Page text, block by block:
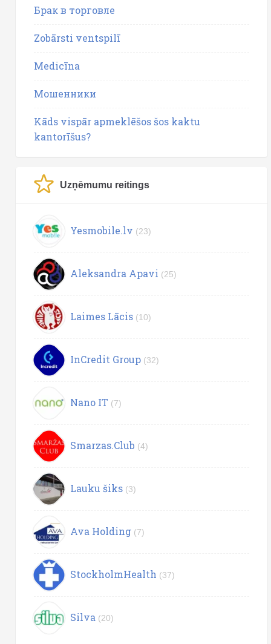
Брак в торговле
Zobārsti ventspilī
Medicīna
Мошенники
Kāds vispār apmeklēšos šos kaktu
kantorīšus?
Uzņēmumu reitings
Yesmobile.lv (23)
Aleksandra Apavi (25)
Laimes Lācis (10)
InCredit Group (32)
Nano IT (7)
Smarzas.Club (4)
Lauku šiks (3)
Ava Holding (7)
StockholmHealth (37)
Silva (20)